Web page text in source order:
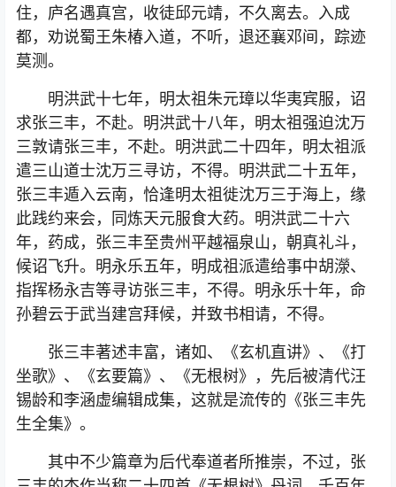
住，庐名遇真宫，收徒邱元靖，不久离去。入成
都，劝说蜀王朱椿入道，不听，退还襄邓间，踪迹
莫测。
明洪武十七年，明太祖朱元璋以华夷宾服，诏
求张三丰，不赴。明洪武十八年，明太祖强迫沈万
三敦请张三丰，不赴。明洪武二十四年，明太祖派
遣三山道士沈万三寻访，不得。明洪武二十五年，
张三丰遁入云南，恰逢明太祖徙沈万三于海上，缘
此践约来会，同炼天元服食大药。明洪武二十六
年，药成，张三丰至贵州平越福泉山，朝真礼斗，
候诏飞升。明永乐五年，明成祖派遣给事中胡濴、
指挥杨永吉等寻访张三丰，不得。明永乐十年，命
孙碧云于武当建宫拜候，并致书相请，不得。
张三丰著述丰富，诸如、《玄机直讲》、《打
坐歌》、《玄要篇》、《无根树》，先后被清代汪
锡龄和李涵虚编辑成集，这就是流传的《张三丰先
生全集》。
其中不少篇章为后代奉道者所推崇，不过，张